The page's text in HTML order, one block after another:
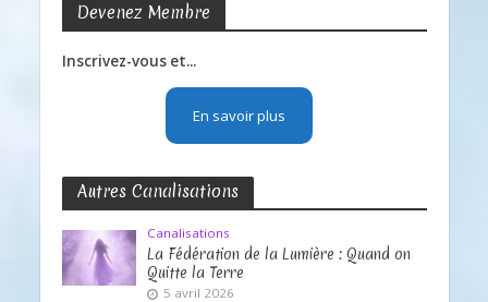
Devenez Membre
Inscrivez-vous et...
En savoir plus
Autres Canalisations
Canalisations
La Fédération de la Lumière : Quand on
Quitte la Terre
5 avril 2026